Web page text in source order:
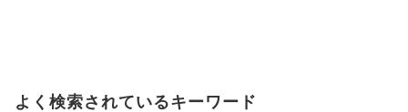
よく検索されているキーワード